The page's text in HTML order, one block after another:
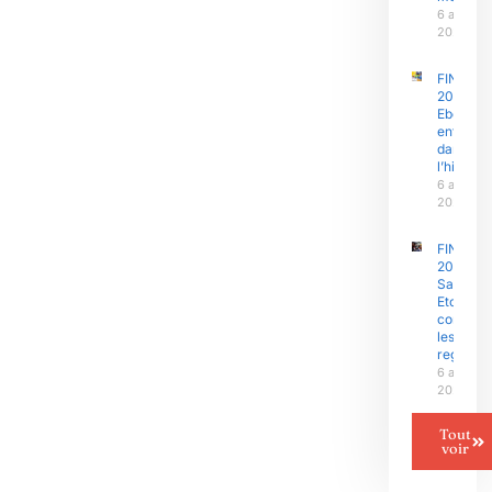
6 août
2026
FINAJU
2026 :
Ebolowa
entre
dans
l’histoire
6 août
2026
FINAJU
2026 :
Samuel
Eto’o Fils
les
regards
6 août
2026
Tout
voir